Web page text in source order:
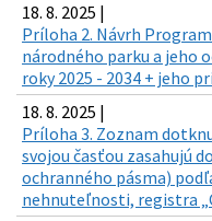
18. 8. 2025 |
Príloha 2. Návrh
národného parku a jeho
roky 2025 - 2034 + jeho
18. 8. 2025 |
Príloha 3. Zoznam
svojou časťou zasahujú
ochranného pásma)
nehnuteľnosti, registra